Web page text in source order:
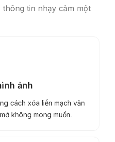
tin nhạy cảm một
ảnh
cách xóa liền mạch văn
không mong muốn.